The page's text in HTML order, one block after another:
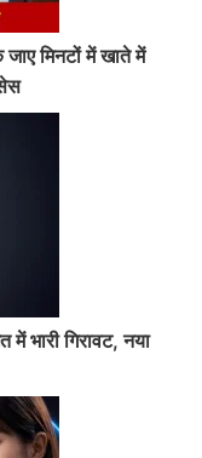
मिनटों में खाते में
गिरावट, नया